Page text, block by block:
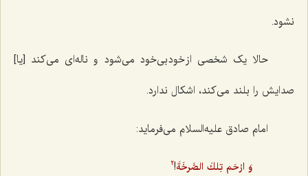
نشود.
حالا یک شخصی از خود بی‌خود می‌شود و ناله‌ای می‌کند [یا]
صدایش را بلند می‌کند، اشکال ندارد.
امام صادق علیه‌السلام می‌فرماید:
وَ ارْحَم تِلكَ الصَّرخَةَ!
2